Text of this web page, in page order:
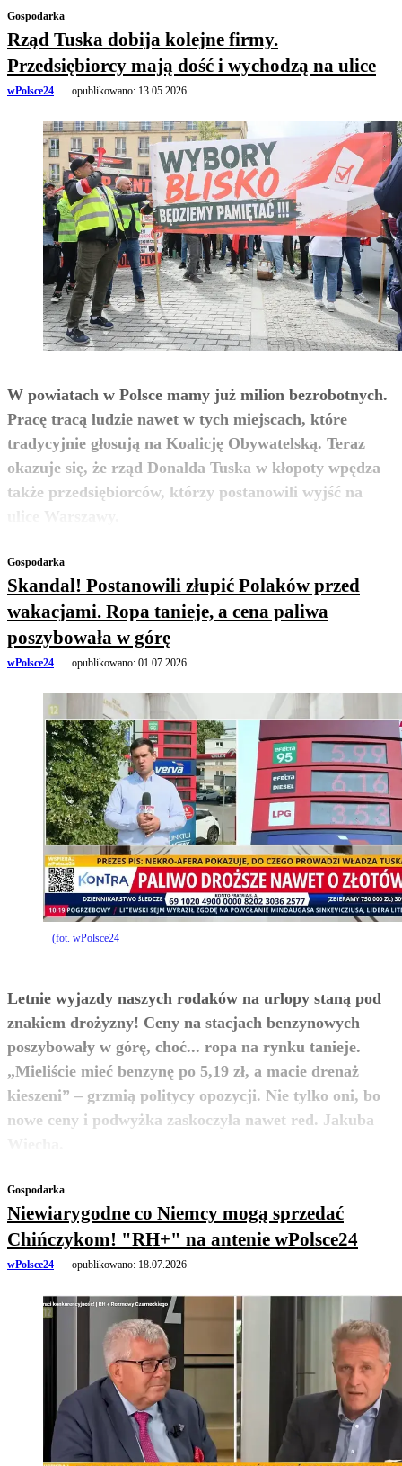
Gospodarka
Rząd Tuska dobija kolejne firmy.
Przedsiębiorcy mają dość i wychodzą na ulice
wPolsce24 opublikowano: 13.05.2026
W powiatach w Polsce mamy już milion bezrobotnych.
Pracę tracą ludzie nawet w tych miejscach, które
tradycyjnie głosują na Koalicję Obywatelską. Teraz
okazuje się, że rząd Donalda Tuska w kłopoty wpędza
także przedsiębiorców, którzy postanowili wyjść na
zobacz więcej
Gospodarka
Skandal! Postanowili złupić Polaków przed
wakacjami. Ropa tanieje, a cena paliwa
poszybowała w górę
wPolsce24 opublikowano: 01.07.2026
(fot. wPolsce24
Letnie wyjazdy naszych rodaków na urlopy staną pod
znakiem drożyzny! Ceny na stacjach benzynowych
poszybowały w górę, choć... ropa na rynku tanieje.
„Mieliście mieć benzynę po 5,19 zł, a macie drenaż
kieszeni” – grzmią politycy opozycji. Nie tylko oni, bo
nowe ceny i podwyżka zaskoczyła nawet red. Jakuba
zobacz więcej
Gospodarka
Niewiarygodne co Niemcy mogą sprzedać
Chińczykom! "RH+" na antenie wPolsce24
wPolsce24 opublikowano: 18.07.2026